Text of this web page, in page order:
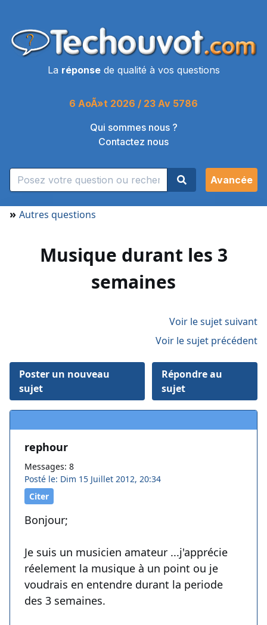
La réponsede qualité à vos questions
6 AoÃ»t 2026 / 23 Av 5786
Qui sommes nous ?
Contactez nous
Avancée
» Autres questions
Musique durant les 3
semaines
Voir le sujet suivant
Voir le sujet précédent
Poster un nouveau
sujet
Répondre au
sujet
rephour
Messages: 8
Posté le: Dim 15 Juillet 2012, 20:34
Citer
Bonjour;
Je suis un musicien amateur ...j'apprécie
réelement la musique à un point ou je
voudrais en entendre durant la periode
des 3 semaines.